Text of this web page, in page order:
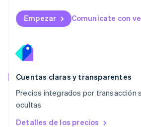
Empezar Comunícate con
Cuentas claras y transparentes
Precios integrados por transacción
ocultas
Detalles de los precios
English
México
Noruega
English
English
NederlandsEnglish
Polonia
English